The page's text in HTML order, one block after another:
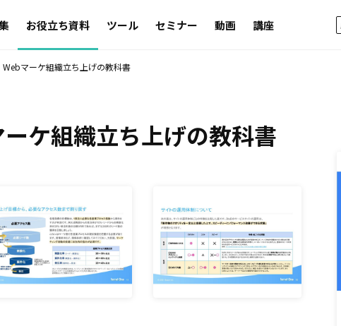
お役立ち資料 ツール セミナー 動画 講座
マーケ組織立ち上げの教科書
ケ組織立ち上げの教科書